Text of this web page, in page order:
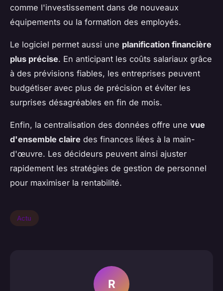
comme l'investissement dans de nouveaux
équipements ou la formation des employés.
Le logiciel permet aussi une planification financière
plus précise. En anticipant les coûts salariaux grâce
à des prévisions fiables, les entreprises peuvent
budgétiser avec plus de précision et éviter les
surprises désagréables en fin de mois.
Enfin, la centralisation des données offre une vue
d'ensemble claire des finances liées à la main-
d'œuvre. Les décideurs peuvent ainsi ajuster
rapidement les stratégies de gestion de personnel
pour maximiser la rentabilité.
Actu
R